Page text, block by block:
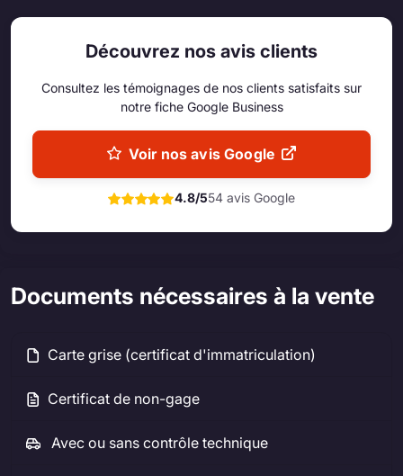
Découvrez nos avis clients
Consultez les témoignages de nos clients satisfaits sur
notre fiche Google Business
Voir nos avis Google
4.8/554 avis Google
Documents nécessaires à la vente
Carte grise (certificat d'immatriculation)
Certificat de non-gage
Avec ou sans contrôle technique